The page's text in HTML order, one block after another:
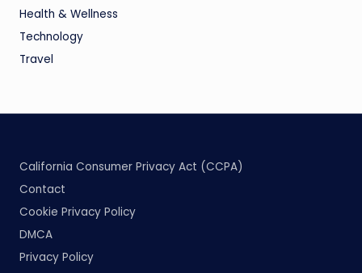
Health & Wellness
Technology
Travel
California Consumer Privacy Act (CCPA)
Contact
Cookie Privacy Policy
DMCA
Privacy Policy